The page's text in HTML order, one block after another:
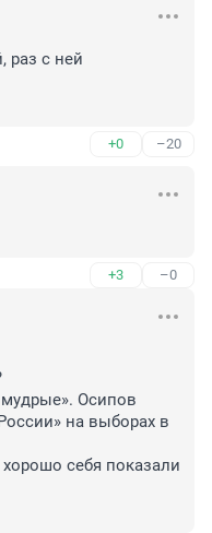
раз с ней
+0 –20
+3 –0
мудрые». Осипов
на выборах в
себя показали